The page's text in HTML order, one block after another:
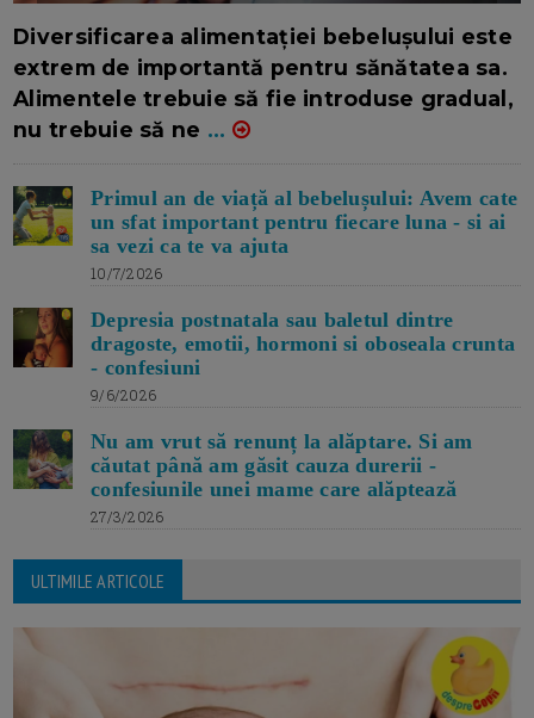
Diversificarea alimentației bebelușului este
extrem de importantă pentru sănătatea sa.
Alimentele trebuie să fie introduse gradual,
nu trebuie să ne ...
Primul an de viață al bebelușului: Avem cate
un sfat important pentru fiecare luna - si ai
sa vezi ca te va ajuta
10/7/2026
Depresia postnatala sau baletul dintre
dragoste, emotii, hormoni si oboseala crunta
- confesiuni
9/6/2026
Nu am vrut să renunț la alăptare. Si am
căutat până am găsit cauza durerii -
confesiunile unei mame care alăptează
27/3/2026
ULTIMILE ARTICOLE